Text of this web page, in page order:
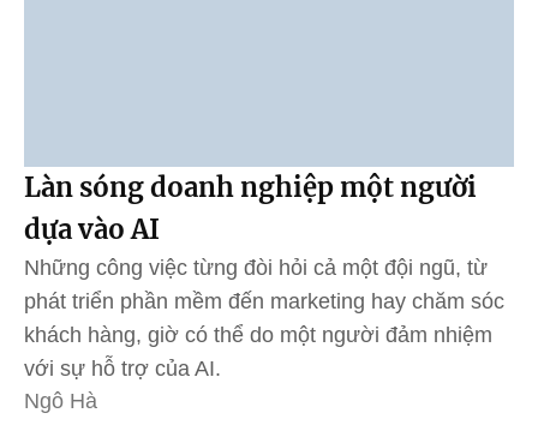
Làn sóng doanh nghiệp một người
dựa vào AI
Những công việc từng đòi hỏi cả một đội ngũ, từ
phát triển phần mềm đến marketing hay chăm sóc
khách hàng, giờ có thể do một người đảm nhiệm
với sự hỗ trợ của AI.
Ngô Hà